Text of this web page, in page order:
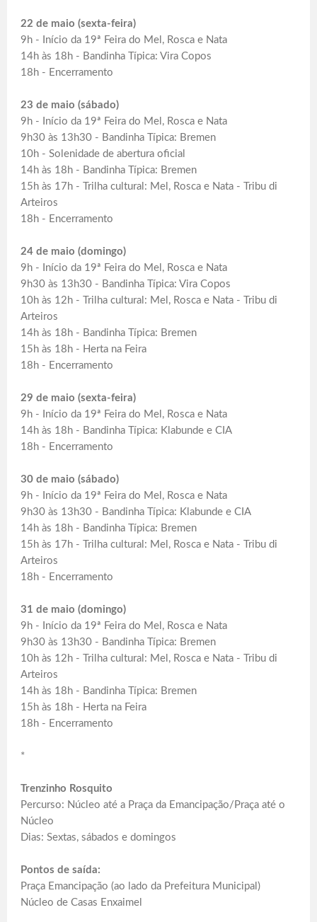
22 de maio (sexta-feira)
9h - Início da 19ª Feira do Mel, Rosca e Nata
14h às 18h - Bandinha Típica: Vira Copos
18h - Encerramento
23 de maio (sábado)
9h - Início da 19ª Feira do Mel, Rosca e Nata
9h30 às 13h30 - Bandinha Típica: Bremen
10h - Solenidade de abertura oficial
14h às 18h - Bandinha Típica: Bremen
15h às 17h - Trilha cultural: Mel, Rosca e Nata - Tribu di
Arteiros
18h - Encerramento
24 de maio (domingo)
9h - Início da 19ª Feira do Mel, Rosca e Nata
9h30 às 13h30 - Bandinha Típica: Vira Copos
10h às 12h - Trilha cultural: Mel, Rosca e Nata - Tribu di
Arteiros
14h às 18h - Bandinha Típica: Bremen
15h às 18h - Herta na Feira
18h - Encerramento
29 de maio (sexta-feira)
9h - Início da 19ª Feira do Mel, Rosca e Nata
14h às 18h - Bandinha Típica: Klabunde e CIA
18h - Encerramento
30 de maio (sábado)
9h - Início da 19ª Feira do Mel, Rosca e Nata
9h30 às 13h30 - Bandinha Típica: Klabunde e CIA
14h às 18h - Bandinha Típica: Bremen
15h às 17h - Trilha cultural: Mel, Rosca e Nata - Tribu di
Arteiros
18h - Encerramento
31 de maio (domingo)
9h - Início da 19ª Feira do Mel, Rosca e Nata
9h30 às 13h30 - Bandinha Típica: Bremen
10h às 12h - Trilha cultural: Mel, Rosca e Nata - Tribu di
Arteiros
14h às 18h - Bandinha Típica: Bremen
15h às 18h - Herta na Feira
18h - Encerramento
*
Trenzinho Rosquito
Percurso: Núcleo até a Praça da Emancipação/Praça até o
Núcleo
Dias: Sextas, sábados e domingos
Pontos de saída:
Praça Emancipação (ao lado da Prefeitura Municipal)
Núcleo de Casas Enxaimel